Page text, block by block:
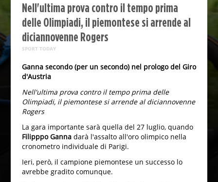
Nell'ultima prova contro il tempo prima
delle Olimpiadi, il piemontese si arrende al
diciannovenne Rogers
SPORT TODAY
Ganna secondo (per un secondo) nel prologo del Giro
d'Austria
Nell'ultima prova contro il tempo prima delle
Olimpiadi, il piemontese si arrende al diciannovenne
Rogers
La gara importante sarà quella del 27 luglio, quando
Filipppo Gannadarà l'assalto all'oro olimpico nella
cronometro individuale di Parigi.
Ieri, però, il campione piemontese un successo lo
avrebbe gradito comunque.